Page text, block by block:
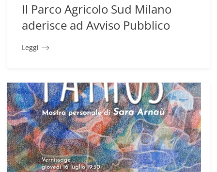
Il Parco Agricolo Sud Milano
aderisce ad Avviso Pubblico
Leggi